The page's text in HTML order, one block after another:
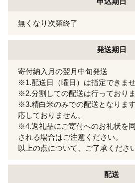
無くなり次第終了
発送期日
寄付納入月の翌月中旬発送
※1.配送日（曜日）は指定できませ
※2.分割しての配送は行っておりま
※3.精白米のみでの配送となりま
応しておりません。
※4.返礼品にご寄付へのお礼状を
される場合はご注意ください。
以上の点について、ご了承ください
配送